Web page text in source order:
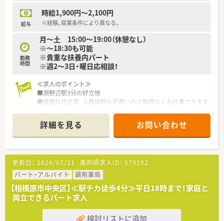
かりつけ薬剤師としてのスキルを磨いていくことができます。
■認定薬剤師の取得支援制度を活用することで、専門的な知識を
■将来的には薬局長や管理薬剤師としてのポジションを目指し、
店舗運営やマネジメント業務に携わる道も開かれています。
給与
時給1,900円～2,100円
※経験、就業条件により異なる。
勤務
時間
月～土 15:00～19:00（休憩なし）
※～18:30も可能
※貴重な扶養内パート
※週2～3日・曜日応相談！
≪求人のポイント≫
■淵野辺駅3分の好立地
■複数科目応需、人数体制も手厚いので無理なくお仕事できます
子育てとの両立をお考えの方、ご応募お待ちしております！
■メンバー全員が研修認定薬剤師を取得しており、未取得でも取
得のためのサポートが受けられます
■健康サポート薬局受講、実務実習指導薬剤師資格取得など、ス
キルアップも叶う環境です
■定着率も高く、スタッフ間のフォロー体制もしっかりしていま
す
■クリーンベンチ導入済み
詳細を見る お問い合わせ
更新日： 2026/07/21 薬剤師求人ID： 579292
パート・アルバイト
調剤薬局
【相模原市中央区】≪駅チカ徒歩4分≫平日18時まで！家庭と
両立できるパート求人
検討リストに追加